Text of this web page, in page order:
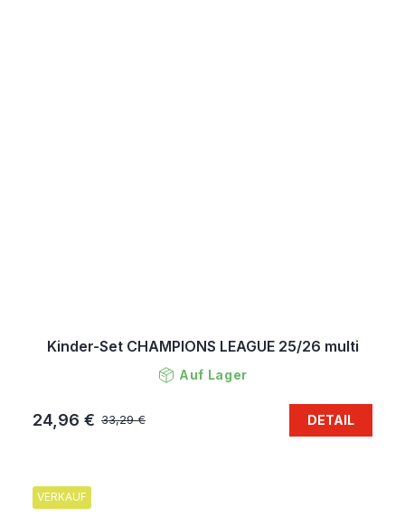
Kinder-Set CHAMPIONS LEAGUE 25/26 multi
Auf Lager
33,29 €
24,96 € DETAIL
VERKAUF